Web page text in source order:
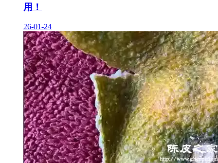
用！
26-01-24